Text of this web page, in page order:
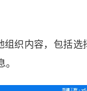
织内容，包括